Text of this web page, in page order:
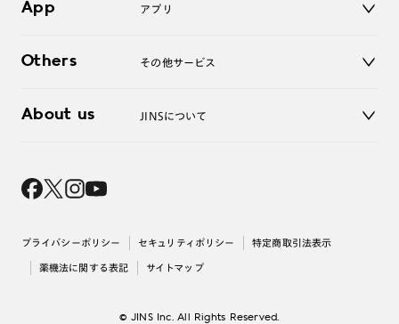
よくあるご質問
お問い合わせ
App アプリ
Others その他サービス
レンズ交換
About us JINSについて
採用情報
出店について
プライバシーポリシー セキュリティポリシー 特定商取引法表示
薬機法に関する表記 サイトマップ
© JINS Inc. All Rights Reserved.